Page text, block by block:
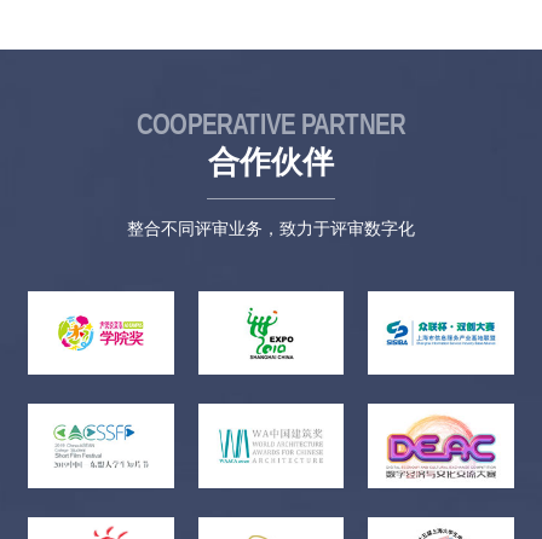
COOPERATIVE PARTNER
合作伙伴
整合不同评审业务，致力于评审数字化